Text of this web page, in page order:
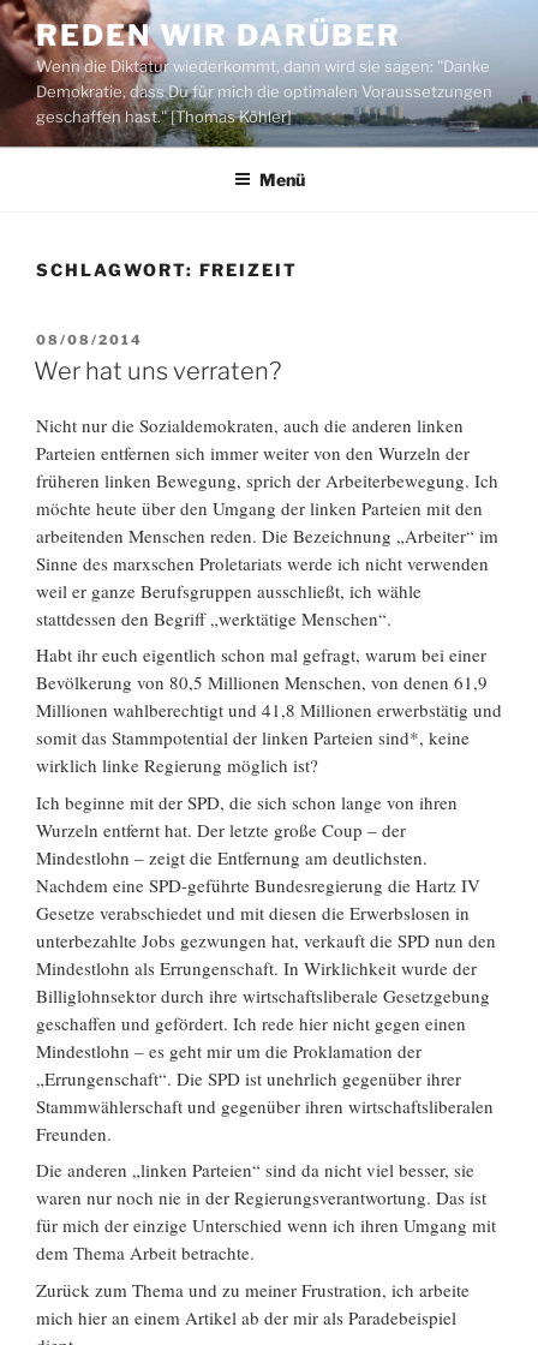
Zum
Inhalt
springen
REDEN WIR DARÜBER
Wenn die Diktatur wiederkommt, dann wird sie sagen: "Danke
Demokratie, dass Du für mich die optimalen Voraussetzungen
geschaffen hast." [Thomas Köhler]
Menü
SCHLAGWORT: FREIZEIT
VERÖFFENTLICHT
AM
08/08/2014
Wer hat uns verraten?
Nicht nur die Sozialdemokraten, auch die anderen linken
Parteien entfernen sich immer weiter von den Wurzeln der
früheren linken Bewegung, sprich der Arbeiterbewegung. Ich
möchte heute über den Umgang der linken Parteien mit den
arbeitenden Menschen reden. Die Bezeichnung „Arbeiter“ im
Sinne des marxschen Proletariats werde ich nicht verwenden
weil er ganze Berufsgruppen ausschließt, ich wähle
stattdessen den Begriff „werktätige Menschen“.
Habt ihr euch eigentlich schon mal gefragt, warum bei einer
Bevölkerung von 80,5 Millionen Menschen, von denen 61,9
Millionen wahlberechtigt und 41,8 Millionen erwerbstätig und
somit das Stammpotential der linken Parteien sind*, keine
wirklich linke Regierung möglich ist?
Ich beginne mit der SPD, die sich schon lange von ihren
Wurzeln entfernt hat. Der letzte große Coup – der
Mindestlohn – zeigt die Entfernung am deutlichsten.
Nachdem eine SPD-geführte Bundesregierung die Hartz IV
Gesetze verabschiedet und mit diesen die Erwerbslosen in
unterbezahlte Jobs gezwungen hat, verkauft die SPD nun den
Mindestlohn als Errungenschaft. In Wirklichkeit wurde der
Billiglohnsektor durch ihre wirtschaftsliberale Gesetzgebung
geschaffen und gefördert. Ich rede hier nicht gegen einen
Mindestlohn – es geht mir um die Proklamation der
„Errungenschaft“. Die SPD ist unehrlich gegenüber ihrer
Stammwählerschaft und gegenüber ihren wirtschaftsliberalen
Freunden.
Die anderen „linken Parteien“ sind da nicht viel besser, sie
waren nur noch nie in der Regierungsverantwortung. Das ist
für mich der einzige Unterschied wenn ich ihren Umgang mit
dem Thema Arbeit betrachte.
Zurück zum Thema und zu meiner Frustration, ich arbeite
mich hier an einem Artikel ab der mir als Paradebeispiel